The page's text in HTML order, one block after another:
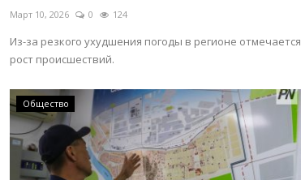
Март 10, 2026 0 124
Из-за резкого ухудшения погоды в регионе отмечается
рост происшествий.
Общество